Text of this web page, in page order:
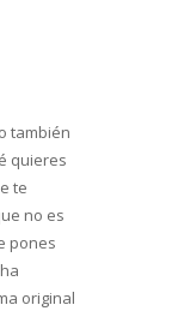
también
quieres
te
no es
pones
original